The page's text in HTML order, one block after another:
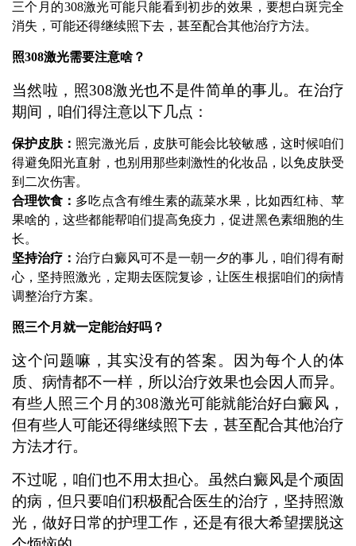
三个月的308激光可能只能看到初步的效果，要想白斑完全
消失，可能还得继续照下去，甚至配合其他治疗方法。
照308激光需要注意啥？
当然啦，照308激光也不是件简单的事儿。在治疗
期间，咱们得注意以下几点：
保护皮肤： 照完激光后，皮肤可能会比较敏感，这时候咱们
得避免阳光直射，也别用那些刺激性的化妆品，以免皮肤受
到二次伤害。
合理饮食： 多吃点含有维生素的蔬菜水果，比如西红柿、苹
果啥的，这些都能帮咱们提高免疫力，促进黑色素细胞的生
长。
坚持治疗：治疗白癜风可不是一朝一夕的事儿，咱们得有耐
心，坚持照激光，定期去医院复诊，让医生根据咱们的病情
调整治疗方案。
照三个月就一定能治好吗？
这个问题嘛，其实没有的答案。因为每个人的体
质、病情都不一样，所以治疗效果也会因人而异。
有些人照三个月的308激光可能就能治好白癜风，
但有些人可能还得继续照下去，甚至配合其他治疗
方法才行。
不过呢，咱们也不用太担心。虽然白癜风是个顽固
的病，但只要咱们积极配合医生的治疗，坚持照激
光，做好日常的护理工作，还是有很大希望摆脱这